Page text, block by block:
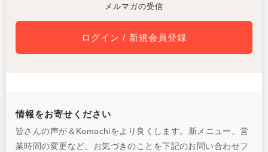
メルマガの受信
ログイン / 新規会員登録
情報をお寄せください
皆さんの声が＆Komachiをより良くします。新メニュー、営
業時間の変更など、お気づきのことを下記のお問い合わせフ